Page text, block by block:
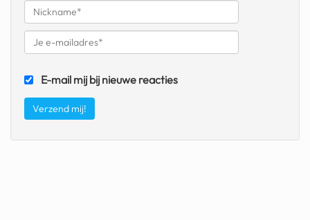
chinese automerken
bakelse princess taart
E-mail mij bij nieuwe reacties